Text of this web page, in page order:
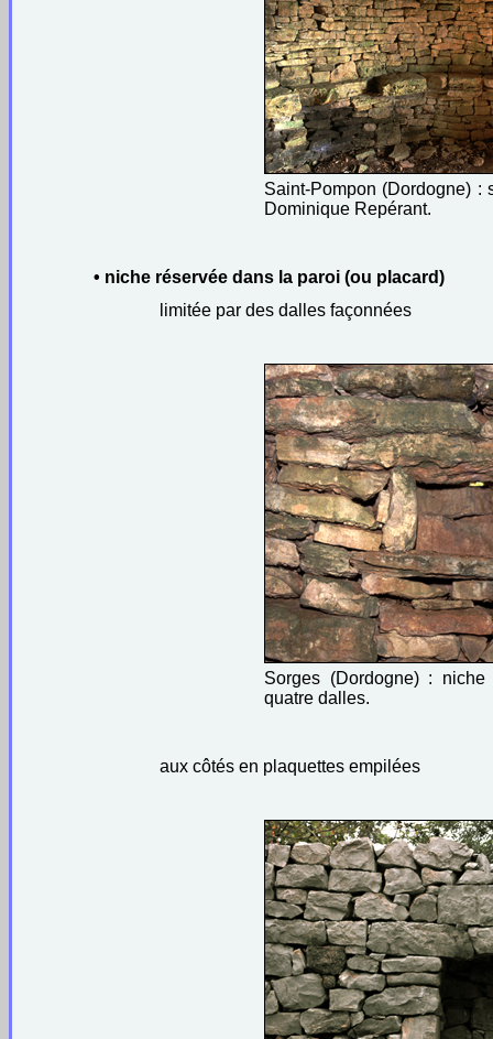
Saint-Pompon (Dordogne) :
Dominique Repérant.
• niche réservée dans la paroi (ou placard)
limitée par des dalles façonnées
Sorges (Dordogne) :
quatre dalles.
aux côtés en plaquettes empilées